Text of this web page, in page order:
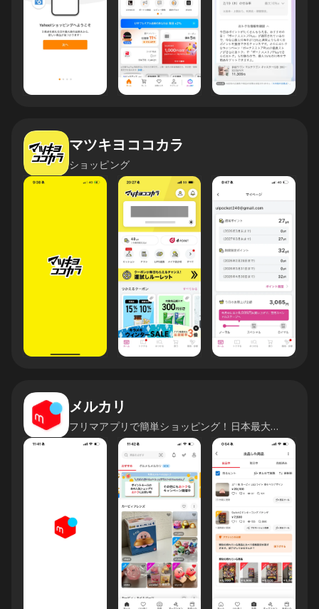
マツキヨココカラ
ショッピング
メルカリ
フリマアプリで簡単ショッピング！日本最大のフリマを楽しもう！